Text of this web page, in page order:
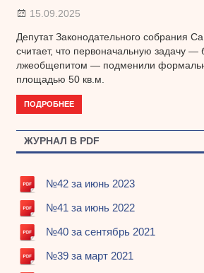
15.09.2025
Депутат Законодательного собрания
считает, что первоначальную задачу —
лжеобщепитом — подменили
площадью 50 кв.м.
ПОДРОБНЕЕ
ЖУРНАЛ В PDF
№42 за июнь 2023
№41 за июнь 2022
№40 за сентябрь 2021
№39 за март 2021